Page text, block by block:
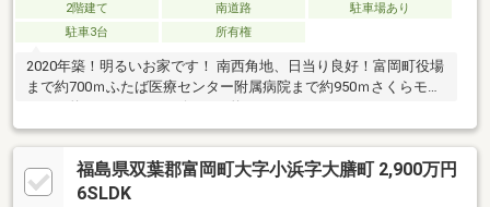
2階建て 南道路
駐車場あり
駐車3台
所有権
2020年築！明るいお家です！ 南西角地、日当り良好！富岡町役場
まで約700ｍふたば医療センター附属病院まで約950ｍさくらモー
福島県双葉郡富岡町大字小浜字大膳町 2,900万円
6SLDK